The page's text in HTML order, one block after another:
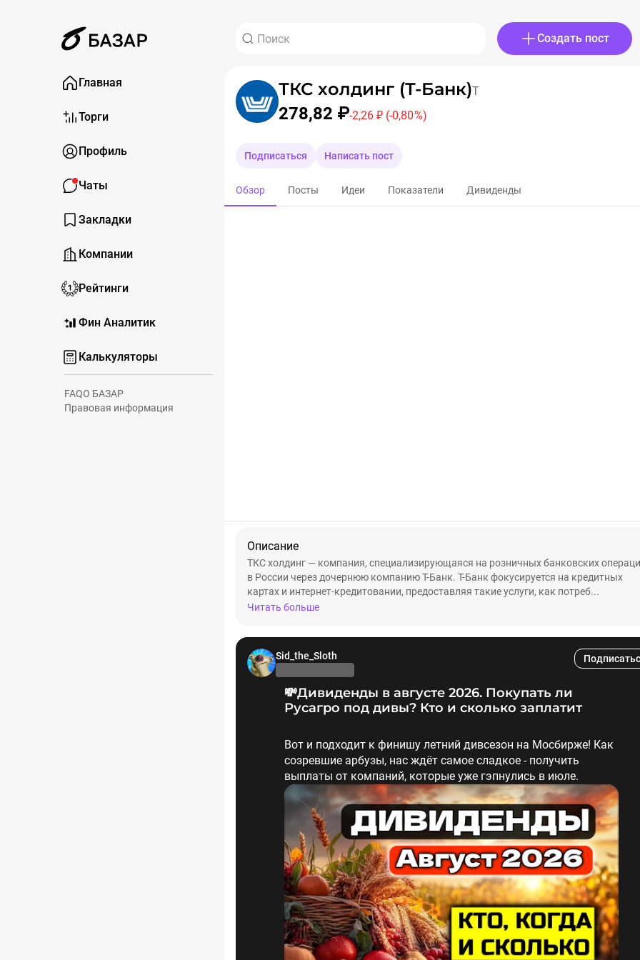
Создать пост
Главная
Торги
Профиль
Чаты
Закладки
Компании
Рейтинги
Фин Аналитик
Калькуляторы
FAQО БАЗАР
Правовая информация
ТКС холдинг (Т-Банк)T
278,82 ₽-2,26 ₽ (-0,80 %)
Подписаться Написать пост
Обзор Посты Идеи Показатели Дивиденды
Описание
ТКС холдинг — компания, специализирующаяся на розничных банковских
в России через дочернюю компанию Т-Банк. Т-Банк фокусируется на кредитных
картах и интернет-кредитовании, предоставляя такие услуги, как потреб...
Читать больше
Sid_the_Sloth
💸Дивиденды в августе 2026. Покупать ли
Русагро под дивы? Кто и сколько заплатит
Вот и подходит к финишу летний дивсезон на Мосбирже! Как
созревшие арбузы, нас ждёт самое сладкое - получить
выплаты от компаний, которые уже гэпнулись в июле.
🍉Дальше можно реинвестировать эти деньги обратно или
накупить на них сочных кубанских фруктов.
В последний месяц лета обычно отсечек почти нет, но в этом
году сразу 3 крупных эмитента закрывают реестр в августе.
💰Собрал в обзоре все августовские дивы - давайте
проверим, от кого ждать приятного звона монет в
ближайшие недели.